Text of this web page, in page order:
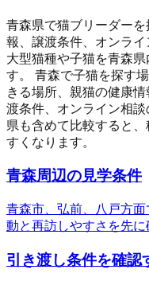
青森県で猫ブリーダー
報、譲渡条件、オンライ
大型猫種や子猫を青森
す。 青森で子猫を探す
きる場所、親猫の健康
渡条件、オンライン相
県も含めて比較すると
すくなります。
青森周辺の見学条件
青森市、弘前、八戸方
動と再訪しやすさを先に
引き渡し条件を確認